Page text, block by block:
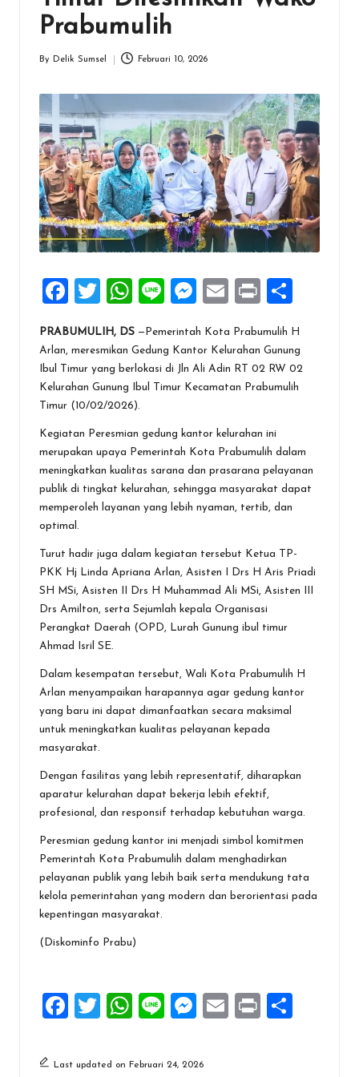
Prabumulih
By Delik Sumsel Februari 10, 2026
F
ce
b
o
o
k
T
tt
er
W
at
s
A
p
p
Li
e
M
se
n
g
E
ai
l
Pr
t
ar
e
PRABUMULIH, DS —Pemerintah Kota Prabumulih H
Arlan, meresmikan Gedung Kantor Kelurahan Gunung
Ibul Timur yang berlokasi di Jln Ali Adin RT 02 RW 02
Kelurahan Gunung Ibul Timur Kecamatan Prabumulih
Timur (10/02/2026).
Kegiatan Peresmian gedung kantor kelurahan ini
merupakan upaya Pemerintah Kota Prabumulih dalam
meningkatkan kualitas sarana dan prasarana pelayanan
publik di tingkat kelurahan, sehingga masyarakat dapat
memperoleh layanan yang lebih nyaman, tertib, dan
optimal.
Turut hadir juga dalam kegiatan tersebut Ketua TP-
PKK Hj Linda Apriana Arlan, Asisten I Drs H Aris Priadi
SH MSi, Asisten II Drs H Muhammad Ali MSi, Asisten III
Drs Amilton, serta Sejumlah kepala Organisasi
Perangkat Daerah (OPD, Lurah Gunung ibul timur
Ahmad Isril SE.
Dalam kesempatan tersebut, Wali Kota Prabumulih H
Arlan menyampaikan harapannya agar gedung kantor
yang baru ini dapat dimanfaatkan secara maksimal
untuk meningkatkan kualitas pelayanan kepada
masyarakat.
Dengan fasilitas yang lebih representatif, diharapkan
aparatur kelurahan dapat bekerja lebih efektif,
profesional, dan responsif terhadap kebutuhan warga.
Peresmian gedung kantor ini menjadi simbol komitmen
Pemerintah Kota Prabumulih dalam menghadirkan
pelayanan publik yang lebih baik serta mendukung tata
kelola pemerintahan yang modern dan berorientasi pada
kepentingan masyarakat.
(Diskominfo Prabu)
F
ce
T
tt
W
at
Li
e
M
se
E
Pr
Last updated on Februari 24, 2026